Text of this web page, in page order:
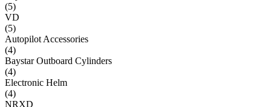
(5)
VD
(5)
Autopilot Accessories
(4)
Baystar Outboard Cylinders
(4)
Electronic Helm
(4)
NRXD